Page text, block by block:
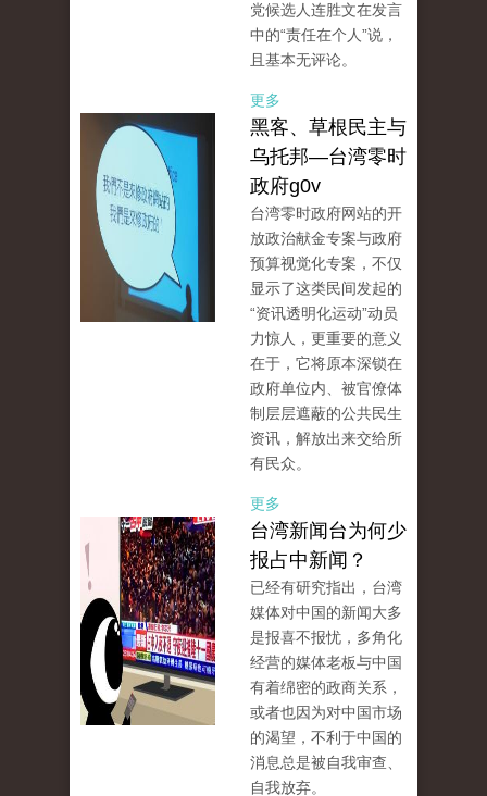
党候选人连胜文在发言
中的“责任在个人”说，
且基本无评论。
更多
黑客、草根民主与
乌托邦—台湾零时
政府g0v
台湾零时政府网站的开
放政治献金专案与政府
预算视觉化专案，不仅
显示了这类民间发起的
“资讯透明化运动”动员
力惊人，更重要的意义
在于，它将原本深锁在
政府单位内、被官僚体
制层层遮蔽的公共民生
资讯，解放出来交给所
有民众。
更多
台湾新闻台为何少
报占中新闻？
已经有研究指出，台湾
媒体对中国的新闻大多
是报喜不报忧，多角化
经营的媒体老板与中国
有着绵密的政商关系，
或者也因为对中国市场
的渴望，不利于中国的
消息总是被自我审查、
自我放弃。